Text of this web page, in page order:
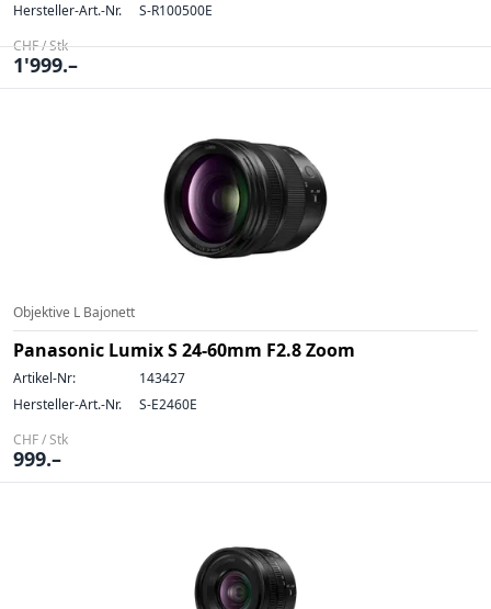
Hersteller-Art.-Nr.
S-R100500E
CHF / Stk
1'999.–
Objektive L Bajonett
Panasonic Lumix S 24-60mm F2.8 Zoom
Artikel-Nr:
143427
Hersteller-Art.-Nr.
S-E2460E
CHF / Stk
999.–